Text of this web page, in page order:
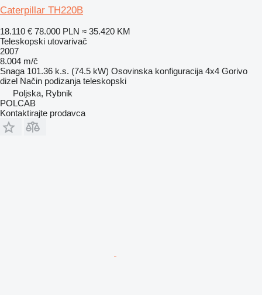
Caterpillar TH220B
18.110 € 78.000 PLN ≈ 35.420 KM
Teleskopski utovarivač
2007
8.004 m/č
Snaga 101.36 k.s. (74.5 kW) Osovinska konfiguracija 4x4 Gorivo
dizel Način podizanja teleskopski
Poljska, Rybnik
POLCAB
Kontaktirajte prodavca